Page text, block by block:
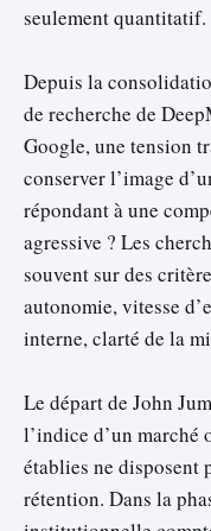
seulement
Depuis la
de recherche de
Google, une tension
conserver l’image
répondant à une
agressive ? Les
souvent sur des
autonomie, vitesse
interne, clarté de la
Le départ de John
l’indice d’un marché
établies ne disposent
rétention. Dans la